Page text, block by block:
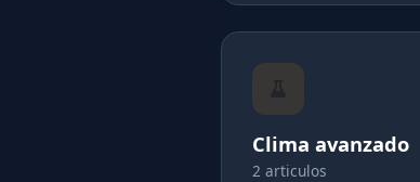
Clima avanzado
2 articulos